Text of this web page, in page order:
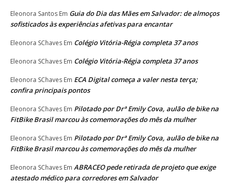
Eleonora Santos Em Guia do Dia das Mães em Salvador: de almoços
sofisticados às experiências afetivas para encantar
Eleonora SChaves Em Colégio Vitória-Régia completa 37 anos
Eleonora SChaves Em Colégio Vitória-Régia completa 37 anos
Eleonora SChaves Em ECA Digital começa a valer nesta terça;
confira principais pontos
Eleonora SChaves Em Pilotado por Drª Emily Cova, aulão de bike na
FitBike Brasil marcou às comemorações do mês da mulher
Eleonora SChaves Em Pilotado por Drª Emily Cova, aulão de bike na
FitBike Brasil marcou às comemorações do mês da mulher
Eleonora SChaves Em ABRACEO pede retirada de projeto que exige
atestado médico para corredores em Salvador